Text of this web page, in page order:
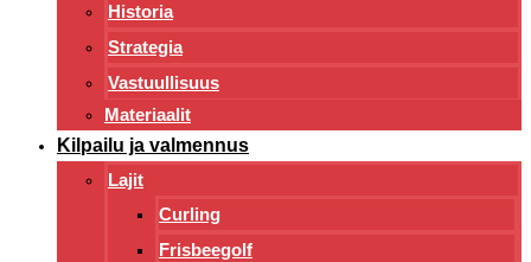
Historia
Strategia
Vastuullisuus
Materiaalit
Kilpailu ja valmennus
Lajit
Curling
Frisbeegolf